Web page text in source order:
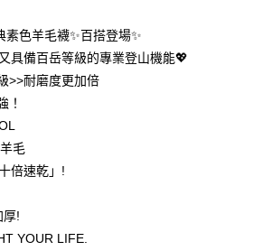
遠東國際商業銀行
永豐商業銀行
中國信託商業銀行
華泰商業銀行
遠東國際商業銀行
永豐商業銀行
兆豐國際商業銀行
台中商業銀行
華泰商業銀行
遠東國際商業銀行
台北富邦商業銀行
臺灣中小企業銀行
匯豐（台灣）商業銀行
聯邦商業銀行
，台灣大哥大用戶可立即使用無須另外申請。
分期」，訂單成立後會自動跳轉到大哥付的交易
擇欲分期的期數、繳款截止日，確認付款後即完
】
色羊毛襪✨百搭登場✨
具備百岳等級的專業登山機能💖
>>耐磨度更加倍
！
毛
倍速乾」!
厚!
YOUR LIFE.